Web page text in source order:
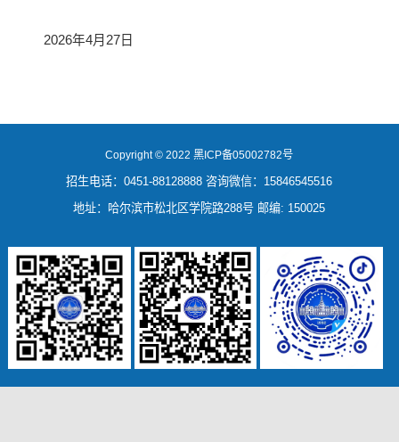
2026年4月27日
Copyright © 2022 黑ICP备05002782号
招生电话：0451-88128888 咨询微信：15846545516
地址：哈尔滨市松北区学院路288号 邮编: 150025